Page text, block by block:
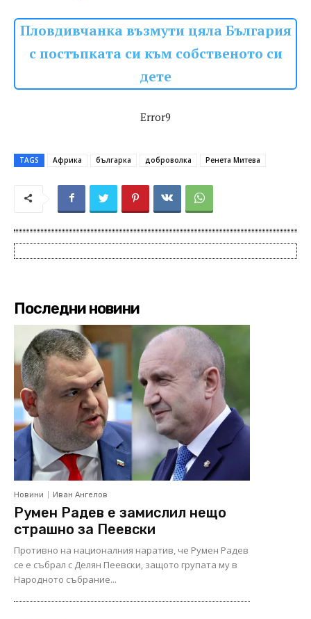
Пловдивчанка възмути цяла България
с постъпката си към собственото си
дете
Error9
TAGS Африка българка доброволка Ренета Митева
Последни новини
Новини Иван Ангелов
Румен Радев е замислил нещо
страшно за Пеевски
Противно на националния наратив, че Румен Радев
се е събрал с Делян Пеевски, защото групата му в
Народното събрание...